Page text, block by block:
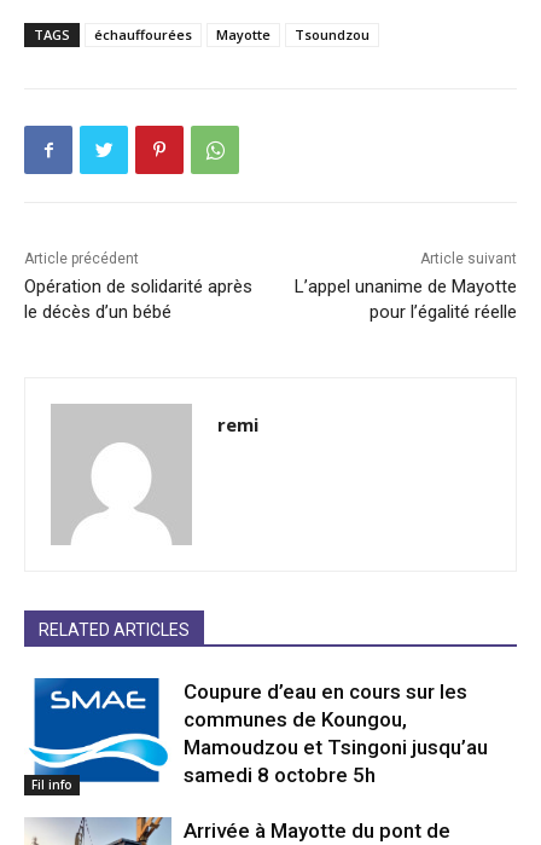
TAGS échauffourées Mayotte Tsoundzou
Article précédent
Opération de solidarité après
le décès d’un bébé
Article suivant
L’appel unanime de Mayotte
pour l’égalité réelle
remi
RELATED ARTICLES
Fil info
Coupure d’eau en cours sur les
communes de Koungou,
Mamoudzou et Tsingoni jusqu’au
samedi 8 octobre 5h
Arrivée à Mayotte du pont de